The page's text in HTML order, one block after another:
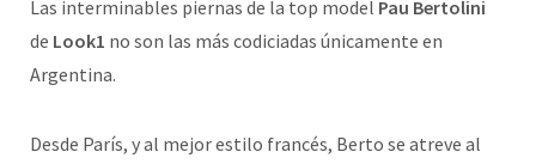
Las interminables piernas de la top model Pau Bertolini
de Look1 no son las más codiciadas únicamente en
Argentina.
Desde París, y al mejor estilo francés, Berto se atreve al